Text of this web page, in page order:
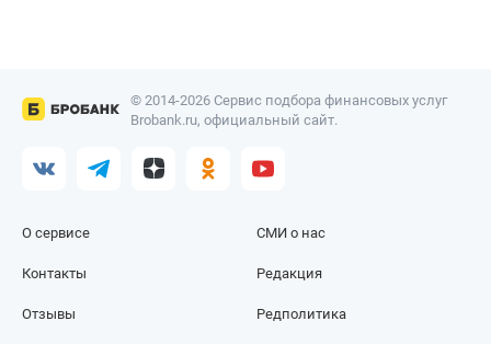
© 2014-2026 Сервис подбора финансовых услуг
Brobank.ru, официальный сайт.
О сервисе
Контакты
Отзывы
СМИ о нас
Редакция
Редполитика